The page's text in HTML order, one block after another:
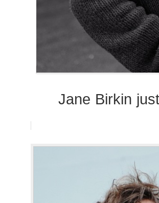
Jane Birkin